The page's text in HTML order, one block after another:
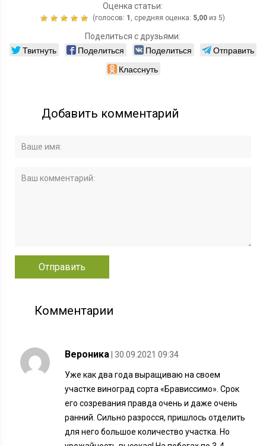
Оценка статьи:
(голосов: 1 , средняя оценка: 5,00 из 5)
Поделиться с друзьями:
Твитнуть Поделиться Поделиться
Отправить
Класснуть
Добавить комментарий
Комментарии
Вероника | 30.09.2021 09:34
Уже как два года выращиваю на своем
участке виноград сорта «Брависсимо». Срок
его созревания правда очень и даже очень
ранний. Сильно разросся, пришлось отделить
для него большое количество участка. Но